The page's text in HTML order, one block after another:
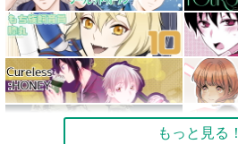
もっと見る！